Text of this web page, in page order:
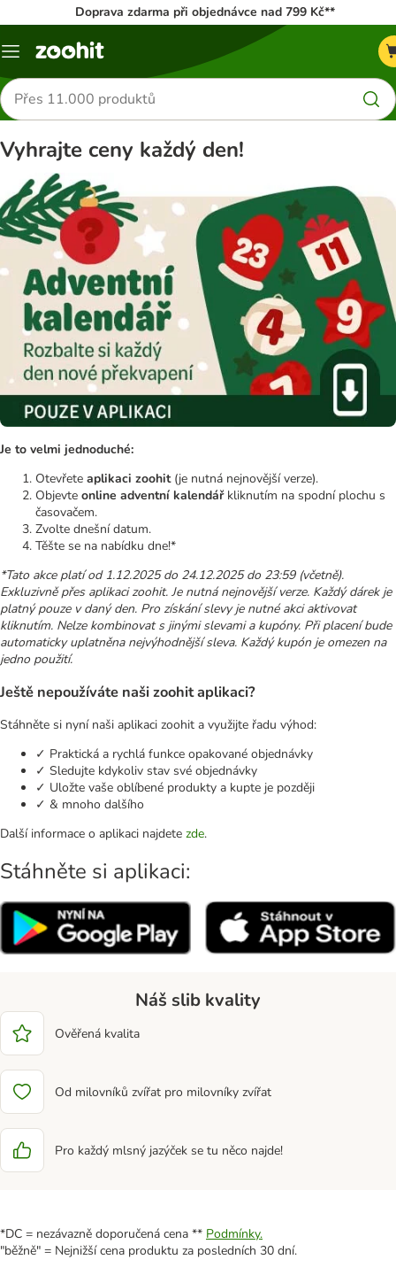
Doprava zdarma při objednávce nad 799 Kč**
Menu
Hledat
produkty
Vyhrajte ceny každý den!
Je to velmi jednoduché:
Otevřete aplikaci zoohit(je nutná nejnovější verze).
Objevte online adventní kalendářkliknutím na spodní plochu s
časovačem.
Zvolte dnešní datum.
Těšte se na nabídku dne!*
*Tato akce platí od 1.12.2025 do 24.12.2025 do 23:59 (včetně).
Exkluzivně přes aplikaci zoohit. Je nutná nejnovější verze. Každý dárek je
platný pouze v daný den. Pro získání slevy je nutné akci aktivovat
kliknutím. Nelze kombinovat s jinými slevami a kupóny. Při placení bude
automaticky uplatněna nejvýhodnější sleva. Každý kupón je omezen na
jedno použití.
Ještě nepoužíváte naši zoohit aplikaci?
Stáhněte si nyní naši aplikaci zoohit a využijte řadu výhod:
✓ Praktická a rychlá funkce opakované objednávky
✓ Sledujte kdykoliv stav své objednávky
✓ Uložte vaše oblíbené produkty a kupte je později
✓ & mnoho dalšího
Další informace o aplikaci najdete zde.
Stáhněte si aplikaci:
Náš slib kvality
Ověřená kvalita
Od milovníků zvířat pro milovníky zvířat
Pro každý mlsný jazýček se tu něco najde!
*DC = nezávazně doporučená cena ** Podmínky.
"běžně" = Nejnižší cena produktu za posledních 30 dní.